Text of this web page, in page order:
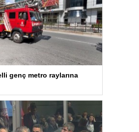
genç metro raylarına